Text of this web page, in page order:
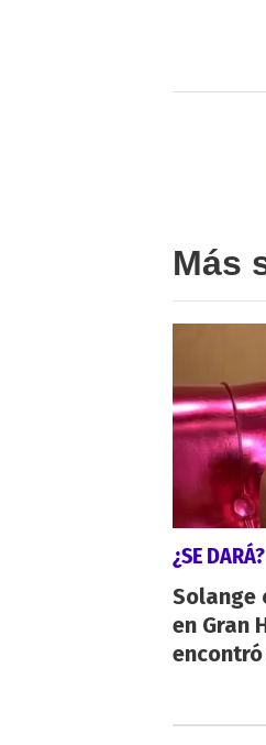
Más
¿SE DARÁ?
Solange
en Gran